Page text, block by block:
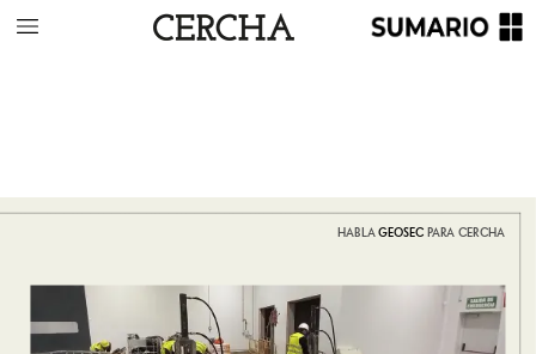
HABLA GEOSEC PARA CERCHA